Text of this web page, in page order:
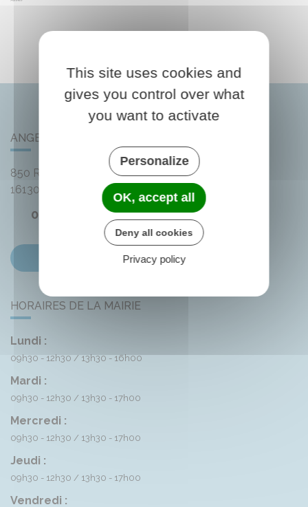
ANGEAC-CHAMPAGNE
850 Rue des Distilleries
16130
Angeac-Champagne
05 45 83 74 42
Contactez-nous
HORAIRES DE LA MAIRIE
Lundi :
09h30 - 12h30 13h30 - 16h00
Mardi :
09h30 - 12h30 13h30 - 17h00
Mercredi :
09h30 - 12h30 13h30 - 17h00
Jeudi :
09h30 - 12h30 13h30 - 17h00
Vendredi :
This site uses cookies and
gives you control over what
you want to activate
Personalize
OK, accept all
Deny all cookies
Privacy policy